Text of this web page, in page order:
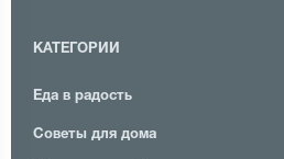
КАТЕГОРИИ
Еда в радость
Советы для дома